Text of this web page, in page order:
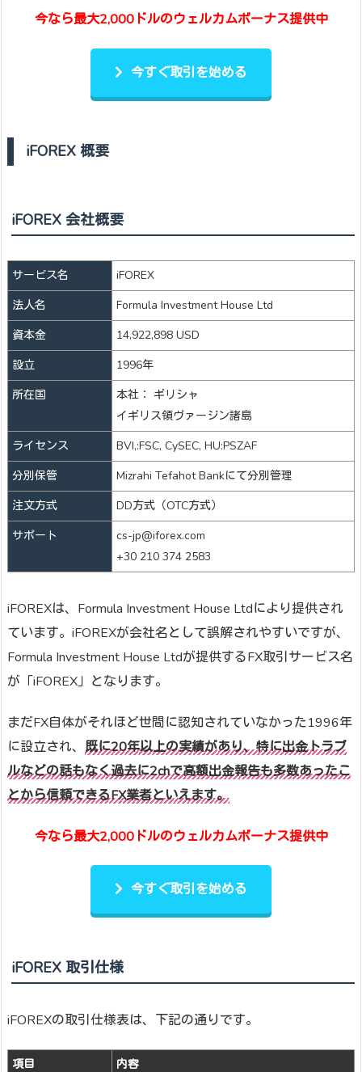
今なら最大2,000ドルのウェルカムボーナス提供中
今すぐ取引を始める
iFOREX 概要
iFOREX 会社概要
サービス名
iFOREX
法人名
Formula Investment House Ltd
資本金
14,922,898 USD
設立
1996年
所在国
本社： ギリシャ
イギリス領ヴァージン諸島
ライセンス
BVI,:FSC, CySEC, HU:PSZAF
分別保管
Mizrahi Tefahot Bankにて分別管理
注文方式
DD方式（OTC方式）
サポート
cs-jp@iforex.com
+30 210 374 2583
iFOREXは、Formula Investment House Ltdにより提供され
ています。iFOREXが会社名として誤解されやすいですが、
Formula Investment House Ltdが提供するFX取引サービス名
が「iFOREX」となります。
まだFX自体がそれほど世間に認知されていなかった1996年
に設立され、 既に20年以上の実績があり、特に出金トラブ
ルなどの話もなく過去に2chで高額出金報告も多数あったこ
とから信頼できるFX業者といえます。
今なら最大2,000ドルのウェルカムボーナス提供中
今すぐ取引を始める
iFOREX 取引仕様
iFOREXの取引仕様表は、下記の通りです。
項目 内容